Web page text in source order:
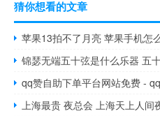
猜你想看的文章
苹果13拍不了月亮 苹果手机怎
锦瑟无端五十弦是什么乐器 五
qq赞自助下单平台网站免费 -
上海最贵 夜总会 上海天上人间